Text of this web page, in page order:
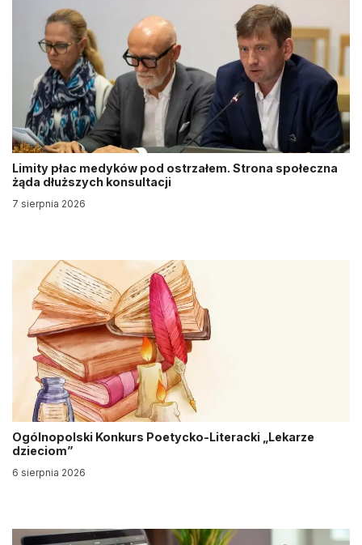
Limity płac medyków pod ostrzałem. Strona społeczna
żąda dłuższych konsultacji
7 sierpnia 2026
Ogólnopolski Konkurs Poetycko-Literacki „Lekarze
dzieciom”
6 sierpnia 2026